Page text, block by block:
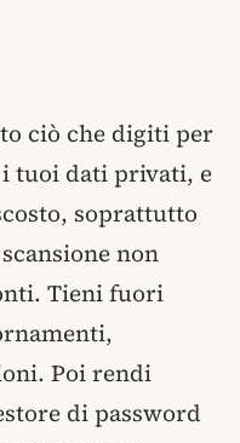
ciò che digiti per
tuoi dati privati, e
soprattutto
non
Tieni fuori
Poi rendi
di password